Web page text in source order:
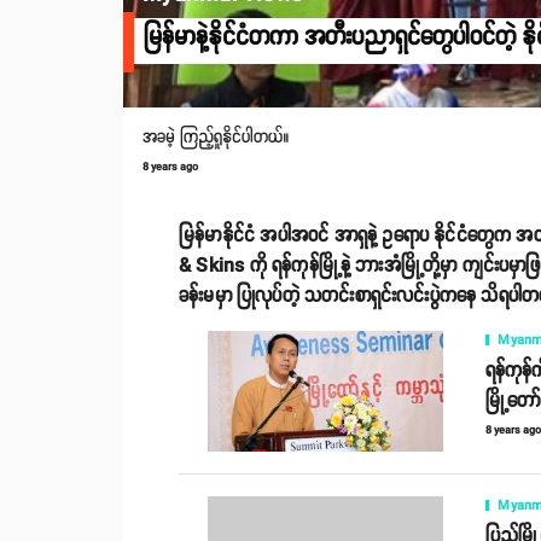
မြန်မာနဲ့နိုင်ငံတကာ အတီးပညာရှင်တွေပါဝင်တဲ့
အခမဲ့ ကြည့်ရှုနိုင်ပါတယ်။
8 years ago
မြန်မာနိုင်ငံ အပါအဝင် အာရှနဲ့ ဥရောပ နိုင်ငံတွေက
& Skins ကို ရန်ကုန်မြို့နဲ့ ဘားအံမြို့တို့မှာ ကျင်းပမှ
ခန်းမမှာ ပြုလုပ်တဲ့ သတင်းစာရှင်းလင်းပွဲကနေ သိရပါ
ရန်ကုန်
မြို့တော်
8 years ago